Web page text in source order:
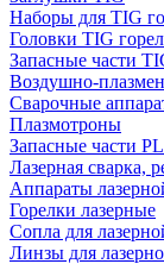
Наборы для TIG
Головки TIG
Запасные части
Воздушно-
Сварочные
Плазмотроны
Запасные части
Лазерная сварка,
Аппараты
Горелки лазерные
Сопла для
Линзы для